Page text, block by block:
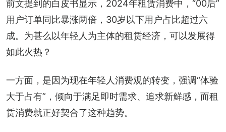
前文提到的白皮书显示，2024年租赁消费中，“00后”
用户订单同比暴涨两倍，30岁以下用户占比超过六
成。为甚么以年轻人为主体的租赁经济，可以发展得
如此火热？
一方面，是因为现在年轻人消费观的转变，强调“体验
大于占有”，倾向于满足即时需求、追求新鲜感，而租
赁消费就正好契合了这种趋势。